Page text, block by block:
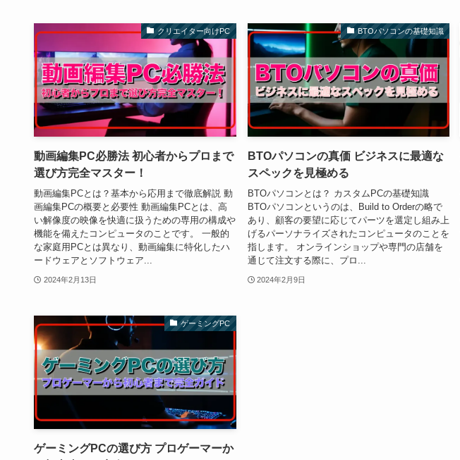
クリエイター向けPC
動画編集PC必勝法 初心者からプロまで
選び方完全マスター！
動画編集PCとは？基本から応用まで徹底解説 動
画編集PCの概要と必要性 動画編集PCとは、高
い解像度の映像を快適に扱うための専用の構成や
機能を備えたコンピュータのことです。 一般的
な家庭用PCとは異なり、動画編集に特化したハ
ードウェアとソフトウェア...
2024年2月13日
BTOパソコンの基礎知識
BTOパソコンの真価 ビジネスに最適な
スペックを見極める
BTOパソコンとは？ カスタムPCの基礎知識
BTOパソコンというのは、Build to Orderの略で
あり、顧客の要望に応じてパーツを選定し組み上
げるパーソナライズされたコンピュータのことを
指します。 オンラインショップや専門の店舗を
通じて注文する際に、プロ...
2024年2月9日
ゲーミングPC
ゲーミングPCの選び方 プロゲーマーか